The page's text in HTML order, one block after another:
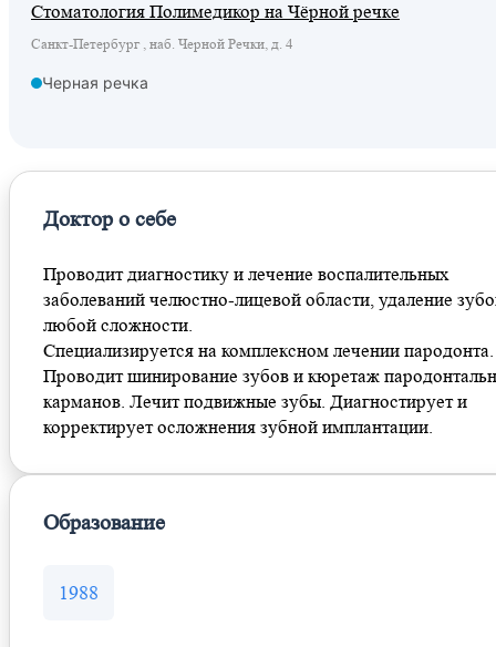
Стоматология Полимедикор на Чёрной речке
Санкт-Петербург , наб. Черной Речки, д. 4
Черная речка
Доктор о себе
Проводит диагностику и лечение воспалительных
заболеваний челюстно-лицевой области, удаление
любой сложности.
Специализируется на комплексном лечении пародонта.
Проводит шинирование зубов и кюретаж
карманов. Лечит подвижные зубы. Диагностирует и
корректирует осложнения зубной имплантации.
Образование
1988